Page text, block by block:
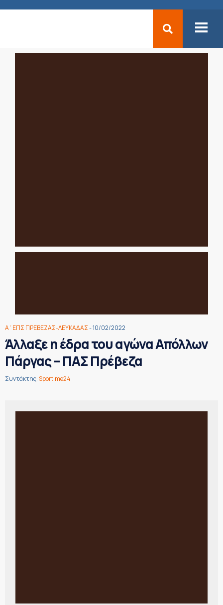
Α΄ΕΠΣ ΠΡΕΒΕΖΑΣ-ΛΕΥΚΑΔΑΣ- 10/02/2022
Άλλαξε η έδρα του αγώνα Απόλλων
Πάργας – ΠΑΣ Πρέβεζα
Συντάκτης:Sportime24